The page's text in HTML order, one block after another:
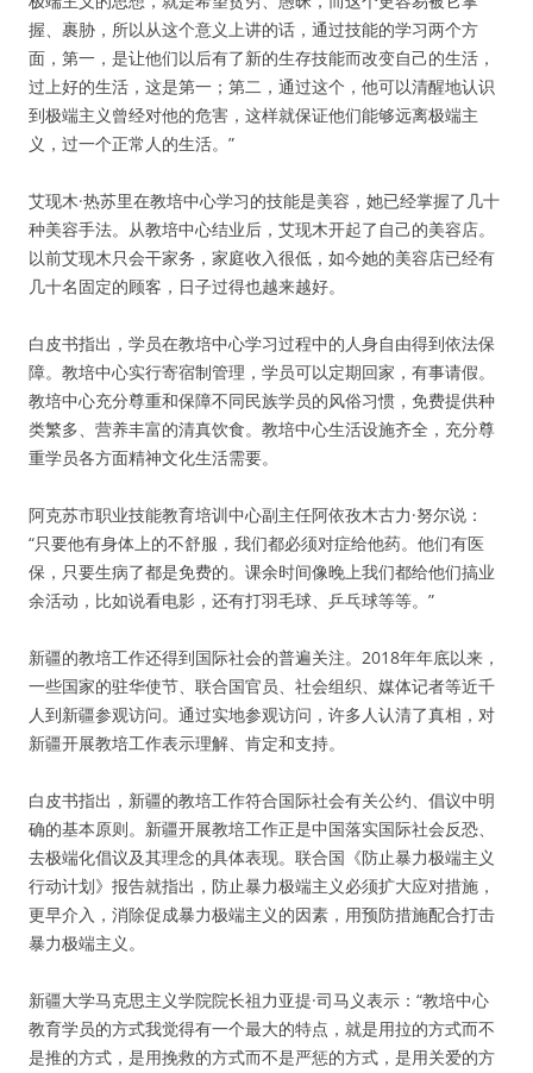
握、裹胁，所以从这个意义上讲的话，通过技能的学习两个方
面，第一，是让他们以后有了新的生存技能而改变自己的生活，
过上好的生活，这是第一；第二，通过这个，他可以清醒地认识
到极端主义曾经对他的危害，这样就保证他们能够远离极端主
义，过一个正常人的生活。”
艾现木·热苏里在教培中心学习的技能是美容，她已经掌握了几十
种美容手法。从教培中心结业后，艾现木开起了自己的美容店。
以前艾现木只会干家务，家庭收入很低，如今她的美容店已经有
几十名固定的顾客，日子过得也越来越好。
白皮书指出，学员在教培中心学习过程中的人身自由得到依法保
障。教培中心实行寄宿制管理，学员可以定期回家，有事请假。
教培中心充分尊重和保障不同民族学员的风俗习惯，免费提供种
类繁多、营养丰富的清真饮食。教培中心生活设施齐全，充分尊
重学员各方面精神文化生活需要。
阿克苏市职业技能教育培训中心副主任阿依孜木古力·努尔说：
“只要他有身体上的不舒服，我们都必须对症给他药。他们有医
保，只要生病了都是免费的。课余时间像晚上我们都给他们搞业
余活动，比如说看电影，还有打羽毛球、乒乓球等等。”
新疆的教培工作还得到国际社会的普遍关注。2018年年底以来，
一些国家的驻华使节、联合国官员、社会组织、媒体记者等近千
人到新疆参观访问。通过实地参观访问，许多人认清了真相，对
新疆开展教培工作表示理解、肯定和支持。
白皮书指出，新疆的教培工作符合国际社会有关公约、倡议中明
确的基本原则。新疆开展教培工作正是中国落实国际社会反恐、
去极端化倡议及其理念的具体表现。联合国《防止暴力极端主义
行动计划》报告就指出，防止暴力极端主义必须扩大应对措施，
更早介入，消除促成暴力极端主义的因素，用预防措施配合打击
暴力极端主义。
新疆大学马克思主义学院院长祖力亚提·司马义表示：“教培中心
教育学员的方式我觉得有一个最大的特点，就是用拉的方式而不
是推的方式，是用挽救的方式而不是严惩的方式，是用关爱的方